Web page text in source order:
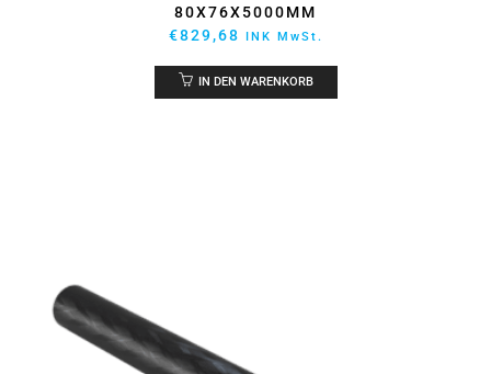
80X76X5000MM
€829,68 INK MwSt.
IN DEN WARENKORB